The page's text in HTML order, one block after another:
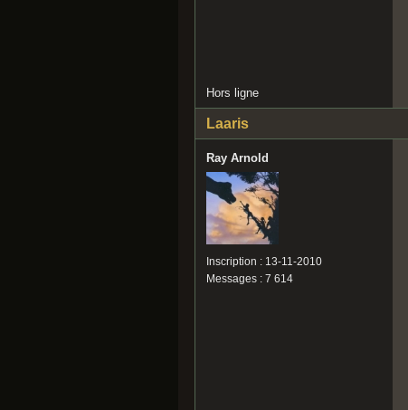
Hors ligne
Laaris
Ray Arnold
Inscription : 13-11-2010
Messages : 7 614